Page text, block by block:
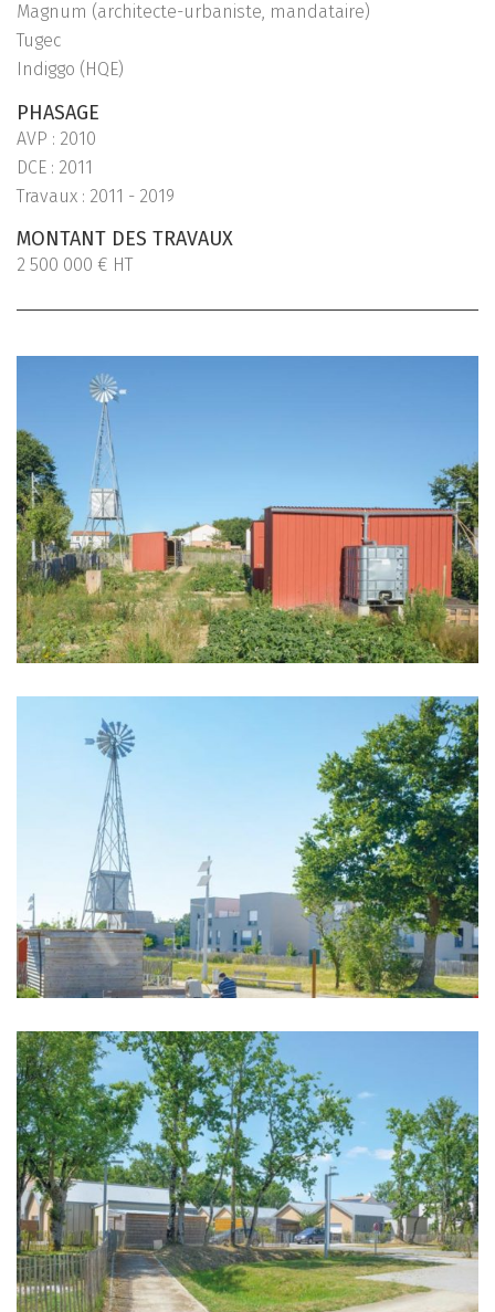
Magnum (architecte-urbaniste, mandataire)
Tugec
Indiggo (HQE)
PHASAGE
AVP : 2010
DCE : 2011
Travaux : 2011 - 2019
MONTANT DES TRAVAUX
2 500 000 € HT